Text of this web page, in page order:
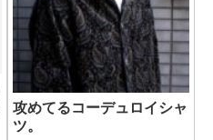
攻めてるコーデュロイシャ
ツ。